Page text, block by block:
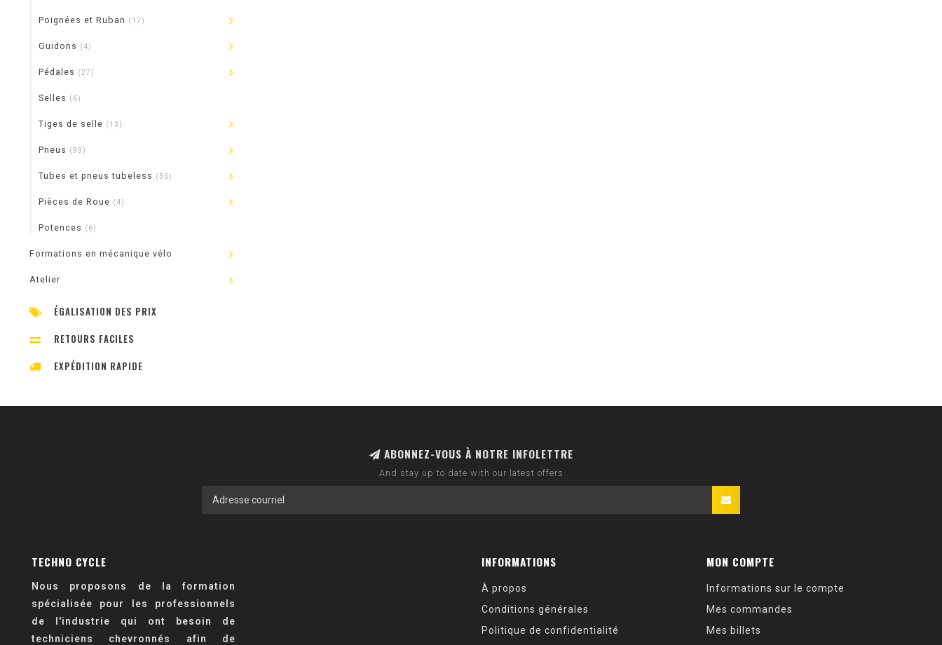
Poignées et Ruban (17)
Guidons (4)
Pédales (27)
Selles (6)
Tiges de selle (13)
Pneus (93)
Tubes et pneus tubeless (36)
Pièces de Roue (4)
Potences (6)
Formations en mécanique vélo
Atelier
ÉGALISATION DES PRIX
RETOURS FACILES
EXPÉDITION RAPIDE
ABONNEZ-VOUS À NOTRE INFOLETTRE
And stay up to date with our latest offers
TECHNO CYCLE
Nous proposons de la formation
spécialisée pour les professionnels
de l'industrie qui ont besoin de
techniciens chevronnés afin de
INFORMATIONS
À propos
Conditions générales
Politique de confidentialité
MON COMPTE
Informations sur le compte
Mes commandes
Mes billets